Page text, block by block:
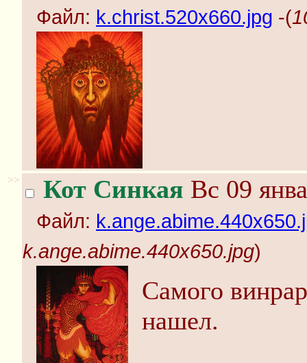
Файл: k.christ.520x660.jpg -(
>> Кот Синкая Вс 09
Файл:
k.ange.abime.440x650.jpg)
Самого
нашел.